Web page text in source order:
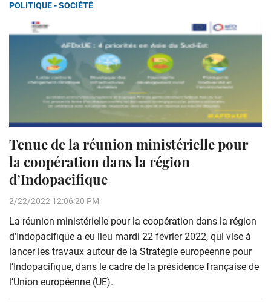
POLITIQUE - SOCIÉTÉ
Tenue de la réunion ministérielle pour
la coopération dans la région
d’Indopacifique
2/22/2022 12:06:20 PM
La réunion ministérielle pour la coopération dans la région
d’Indopacifique a eu lieu mardi 22 février 2022, qui vise à
lancer les travaux autour de la Stratégie européenne pour
l’Indopacifique, dans le cadre de la présidence française de
l’Union européenne (UE).